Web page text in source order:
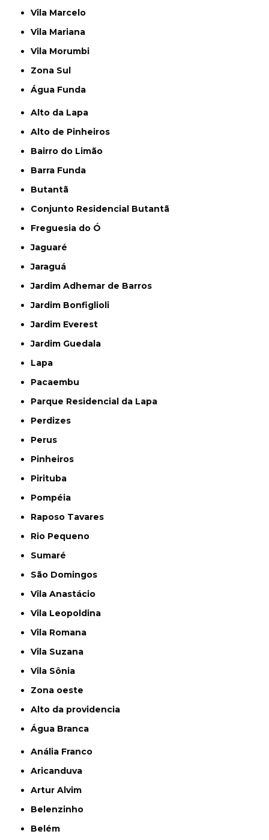
Vila Marcelo
Vila Mariana
Vila Morumbi
Zona Sul
Água Funda
Alto da Lapa
Alto de Pinheiros
Bairro do Limão
Barra Funda
Butantã
Conjunto Residencial Butantã
Freguesia do Ó
Jaguaré
Jaraguá
Jardim Adhemar de Barros
Jardim Bonfiglioli
Jardim Everest
Jardim Guedala
Lapa
Pacaembu
Parque Residencial da Lapa
Perdizes
Perus
Pinheiros
Pirituba
Pompéia
Raposo Tavares
Rio Pequeno
Sumaré
São Domingos
Vila Anastácio
Vila Leopoldina
Vila Romana
Vila Suzana
Vila Sônia
Zona oeste
alto da providencia
Água Branca
Anália Franco
Aricanduva
Artur Alvim
Belenzinho
Belém